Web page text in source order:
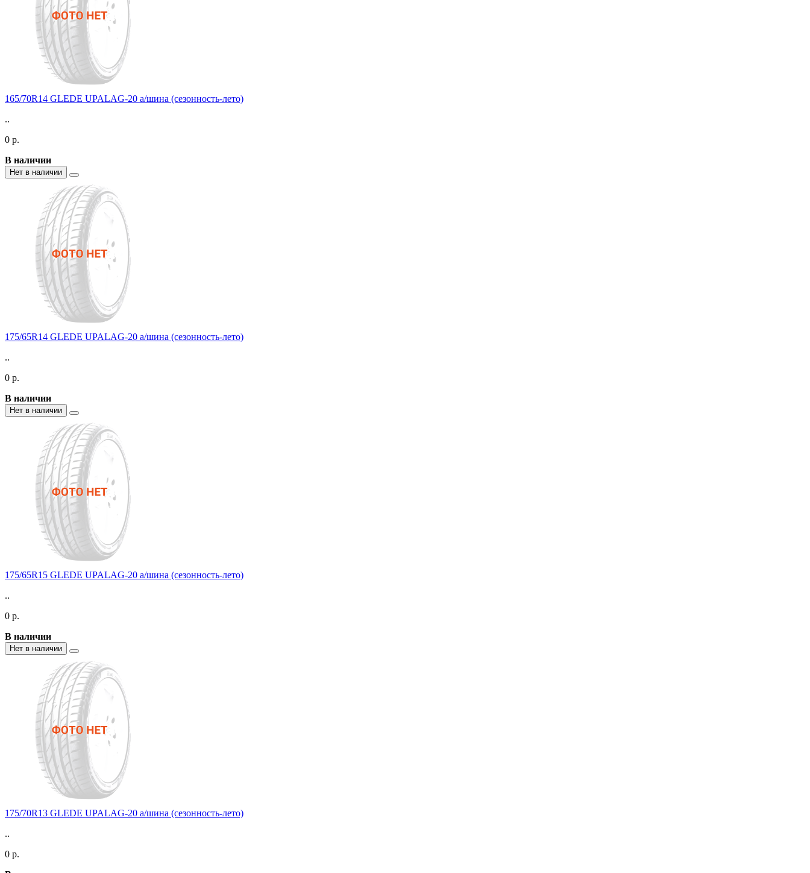
165/70R14 GLEDE UPALAG-20 а/шина (сезонность-лето)
..
0 р.
В наличии
Нет в наличии
175/65R14 GLEDE UPALAG-20 а/шина (сезонность-лето)
..
0 р.
В наличии
Нет в наличии
175/65R15 GLEDE UPALAG-20 а/шина (сезонность-лето)
..
0 р.
В наличии
Нет в наличии
175/70R13 GLEDE UPALAG-20 а/шина (сезонность-лето)
..
0 р.